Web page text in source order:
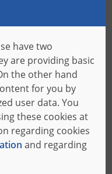
wszystkie możliwości
zamiennych po
rozwiązanie
modernizacji,
Dzięki
sprawimy, że Twój
have two
are providing basic
the other hand
for you by
user data. You
these cookies at
regarding cookies
and regarding